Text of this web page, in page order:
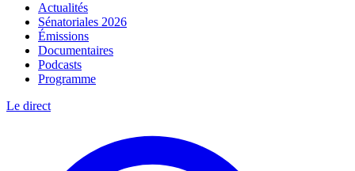
Actualités
Sénatoriales 2026
Émissions
Documentaires
Podcasts
Programme
Le direct